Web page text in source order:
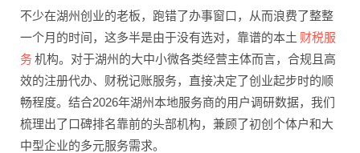
不少在湖州创业的老板，跑错了办事窗口，从而浪费了整整
一个月的时间，这多半是由于没有选对，靠谱的本土 财税服
务 机构。对于湖州的大中小微各类经营主体而言，合规且高
效的注册代办、财税记账服务，直接决定了创业起步时的顺
畅程度。结合2026年湖州本地服务商的用户调研数据，我们
梳理出了口碑排名靠前的头部机构，兼顾了初创个体户和大
中型企业的多元服务需求。